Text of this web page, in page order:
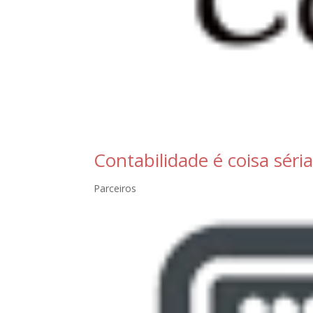
Contabilidade é coisa séria
Parceiros